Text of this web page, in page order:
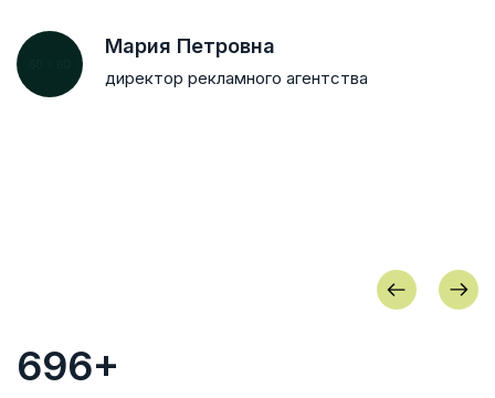
Мария Петровна
директор рекламного агентства
964+